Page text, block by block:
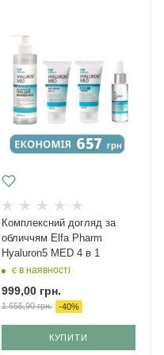
Комплексний догляд за
обличчям Elfa Pharm
Hyaluron5 MED 4 в 1
є в наявності
999,00грн.
1 655,90грн. -40%
КУПИТИ